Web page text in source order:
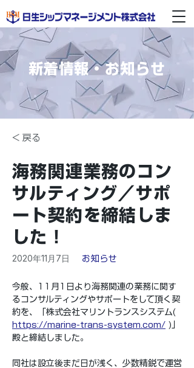
新着情報・お知らせ
< 戻る
海務関連業務のコン
サルティング／サポ
ート契約を締結しま
した！
2020年11月7日 お知らせ
今般、11月1日より海務関連の業務に関す
るコンサルティングやサポートをして頂く契
約を、「株式会社マリントランスシステム(
https://marine-trans-system.com/ )」
殿と締結しました。
同社は設立後まだ日が浅く、少数精鋭で運営